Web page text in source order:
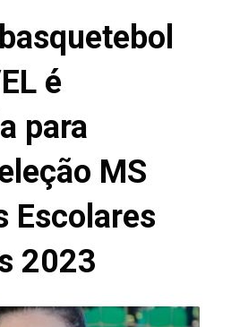
é
para
MS
Escolares
2023